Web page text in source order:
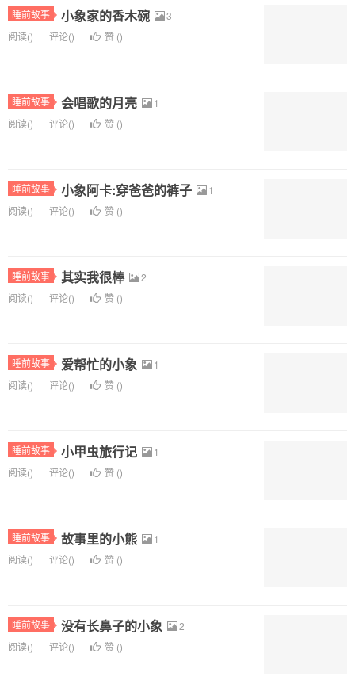
睡前故事 小象家的香木碗
3
阅读() 评论() 赞 ()
睡前故事 会唱歌的月亮
1
阅读() 评论() 赞 ()
睡前故事 小象阿卡:穿爸爸的裤子
1
阅读() 评论() 赞 ()
睡前故事 其实我很棒
2
阅读() 评论() 赞 ()
睡前故事 爱帮忙的小象
1
阅读() 评论() 赞 ()
睡前故事 小甲虫旅行记
1
阅读() 评论() 赞 ()
睡前故事 故事里的小熊
1
阅读() 评论() 赞 ()
睡前故事 没有长鼻子的小象
2
阅读() 评论() 赞 ()